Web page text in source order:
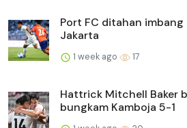
Port FC ditahan imbang
Jakarta
1 week ago 17
Hattrick Mitchell Baker
bungkam Kamboja 5-1